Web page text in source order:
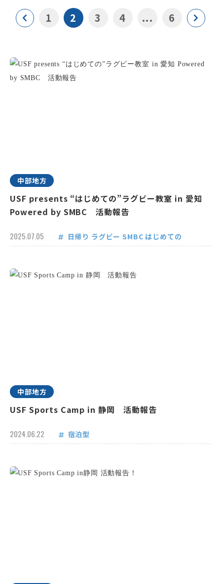
1 2 3 4 ... 6
中部地方
USF presents “はじめての”ラグビー教室 in 愛知
Powered by SMBC 活動報告
2025.07.05 日帰り ラグビー SMBC はじめての
中部地方
USF Sports Camp in 静岡 活動報告
2024.06.22 宿泊型